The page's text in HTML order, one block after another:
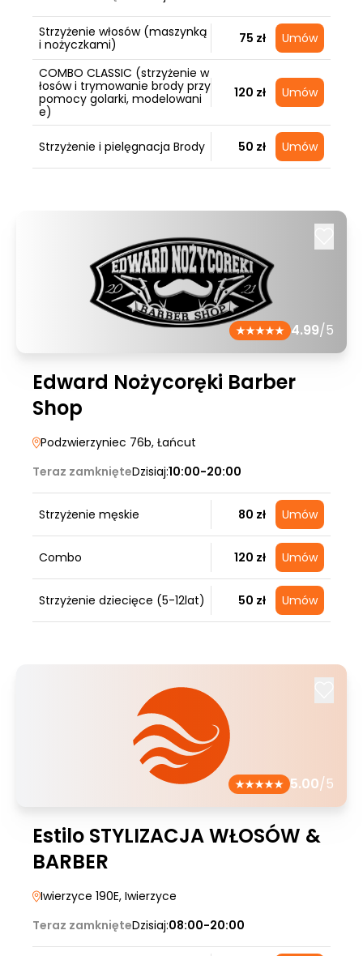
Strzyżenie włosów (maszynką
i nożyczkami)
75 zł Umów
COMBO CLASSIC (strzyżenie w
łosów i trymowanie brody przy
pomocy golarki, modelowani
e)
120 zł Umów
Strzyżenie i pielęgnacja Brody 50 zł Umów
4.99/5
Edward Nożycoręki Barber
Shop
Podzwierzyniec 76b, Łańcut
Teraz zamknięteDzisiaj:10:00-20:00
Strzyżenie męskie 80 zł Umów
Combo 120 zł Umów
Strzyżenie dziecięce (5-12lat) 50 zł Umów
5.00/5
Estilo STYLIZACJA WŁOSÓW &
BARBER
Iwierzyce 190E, Iwierzyce
Teraz zamknięteDzisiaj:08:00-20:00